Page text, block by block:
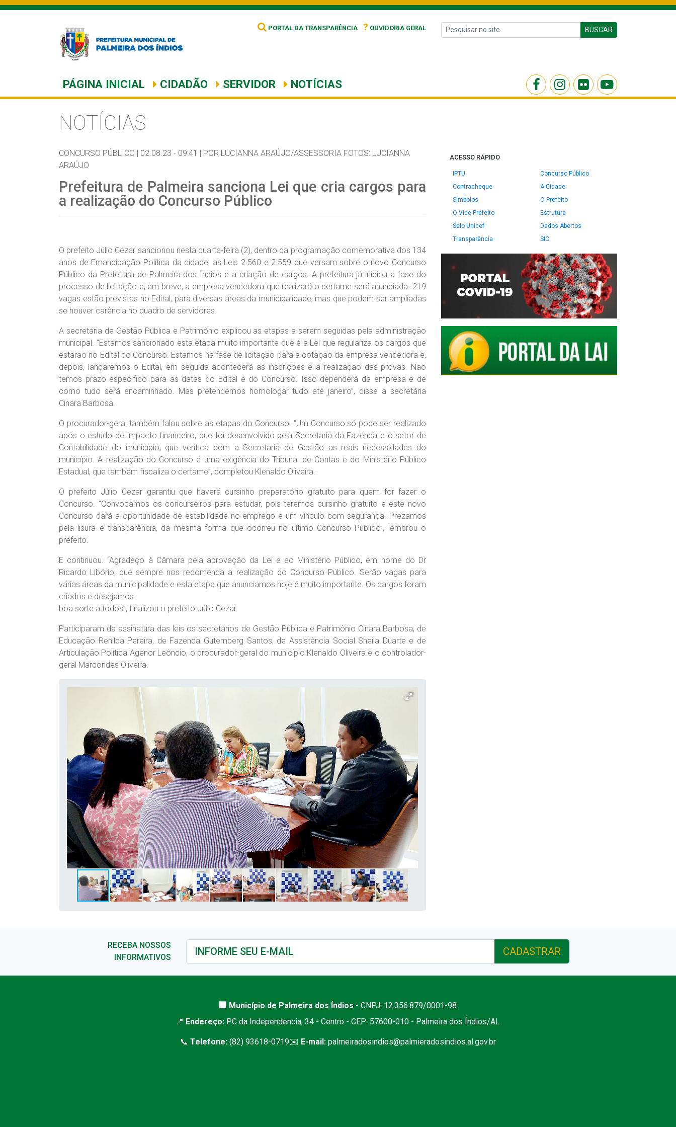
PORTAL DA TRANSPARÊNCIA ? OUVIDORIA GERAL BUSCAR
PÁGINA INICIAL CIDADÃO SERVIDOR NOTÍCIAS
NOTÍCIAS
CONCURSO PÚBLICO | 02.08.23 - 09:41 | POR LUCIANNA ARAÚJO/ASSESSORIA FOTOS: LUCIANNA
ARAÚJO
Prefeitura de Palmeira sanciona Lei que cria cargos para
a realização do Concurso Público
O prefeito Júlio Cezar sancionou nesta quarta-feira (2), dentro da programação comemorativa dos 134
anos de Emancipação Política da cidade, as Leis 2.560 e 2.559 que versam sobre o novo Concurso
Público da Prefeitura de Palmeira dos Índios e a criação de cargos. A prefeitura já iniciou a fase do
processo de licitação e, em breve, a empresa vencedora que realizará o certame será anunciada. 219
vagas estão previstas no Edital, para diversas áreas da municipalidade, mas que podem ser ampliadas
se houver carência no quadro de servidores.
A secretária de Gestão Pública e Patrimônio explicou as etapas a serem seguidas pela administração
municipal. “Estamos sancionado esta etapa muito importante que é a Lei que regulariza os cargos que
estarão no Edital do Concurso. Estamos na fase de licitação para a cotação da empresa vencedora e,
depois, lançaremos o Edital, em seguida acontecerá as inscrições e a realização das provas. Não
temos prazo específico para as datas do Edital e do Concurso. Isso dependerá da empresa e de
como tudo será encaminhado. Mas pretendemos homologar tudo até janeiro”, disse a secretária
Cinara Barbosa.
O procurador-geral também falou sobre as etapas do Concurso. “Um Concurso só pode ser realizado
após o estudo de impacto financeiro, que foi desenvolvido pela Secretaria da Fazenda e o setor de
Contabilidade do município, que verifica com a Secretaria de Gestão as reais necessidades do
município. A realização do Concurso é uma exigência do Tribunal de Contas e do Ministério Público
Estadual, que também fiscaliza o certame”, completou Klenaldo Oliveira.
O prefeito Júlio Cezar garantiu que haverá cursinho preparatório gratuito para quem for fazer o
Concurso. “Convocamos os concurseiros para estudar, pois teremos cursinho gratuito e este novo
Concurso dará a oportunidade de estabilidade no emprego e um vínculo com segurança. Prezamos
pela lisura e transparência, da mesma forma que ocorreu no último Concurso Público”, lembrou o
prefeito.
E continuou. “Agradeço à Câmara pela aprovação da Lei e ao Ministério Público, em nome do Dr
Ricardo Libório, que sempre nos recomenda a realização do Concurso Público. Serão vagas para
várias áreas da municipalidade e esta etapa que anunciamos hoje é muito importante. Os cargos foram
criados e desejamos
boa sorte a todos”, finalizou o prefeito Júlio Cezar.
Participaram da assinatura das leis os secretários de Gestão Pública e Patrimônio Cinara Barbosa, de
Educação Renilda Pereira, de Fazenda Gutemberg Santos, de Assistência Social Sheila Duarte e de
Articulação Política Agenor Leôncio, o procurador-geral do município Klenaldo Oliveira e o controlador-
geral Marcondes Oliveira.
ACESSO RÁPIDO
IPTU
Concurso Público
Contracheque
A Cidade
Símbolos
O Prefeito
O Vice-Prefeito
Estrutura
Selo Unicef
Dados Abertos
Transparência
SIC
RECEBA NOSSOS
INFORMATIVOS
CADASTRAR
🏢 Município de Palmeira dos Índios - CNPJ: 12.356.879/0001-98
📍 Endereço: PC da Independencia, 34 - Centro - CEP: 57600-010 - Palmeira dos Índios/AL
📞 Telefone:(82) 93618-0719✉️ E-mail: palmeiradosindios@palmieradosindios.al.gov.br